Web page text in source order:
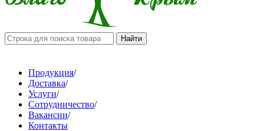
Продукция/
Доставка/
Услуги/
Сотрудничество/
Вакансии/
Контакты